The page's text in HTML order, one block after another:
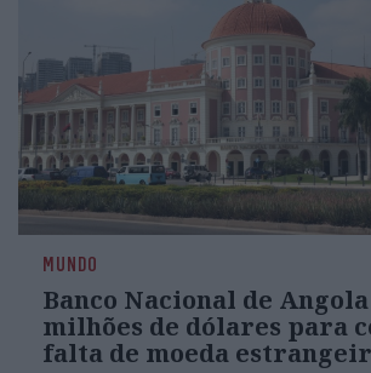
MUNDO
Banco Nacional de
milhões de dólares para
falta de moeda